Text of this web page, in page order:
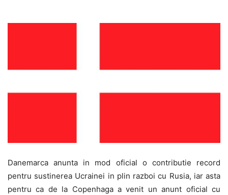
Danemarca anunta in mod oficial o contributie record
pentru sustinerea Ucrainei in plin razboi cu Rusia, iar asta
pentru ca de la Copenhaga a venit un anunt oficial cu